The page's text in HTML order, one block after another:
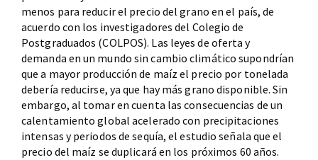
menos para reducir el precio del grano en el país, de
acuerdo con los investigadores del Colegio de
Postgraduados (COLPOS). Las leyes de oferta y
demanda en un mundo sin cambio climático supondrían
que a mayor producción de maíz el precio por tonelada
debería reducirse, ya que hay más grano disponible. Sin
embargo, al tomar en cuenta las consecuencias de un
calentamiento global acelerado con precipitaciones
intensas y periodos de sequía, el estudio señala que el
precio del maíz se duplicará en los próximos 60 años.